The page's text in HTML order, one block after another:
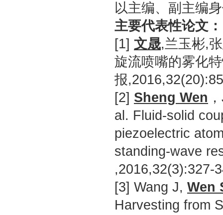
以主编、副主编
主要代表性论文 ：
[1] 文晟,兰玉彬,
旋流喷嘴的雾化
报
[2] Sheng Wen
al. Fluid-solid
piezoelectric
standing-wave
,2016,32(3):327-
[3] Wang J, Wen
Harvesting from